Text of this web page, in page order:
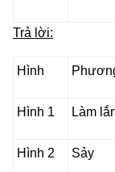
Trả lời:
Hình
Hình 1 Làm
Hình 2 Sảy